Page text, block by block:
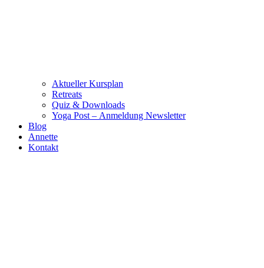
Aktueller Kursplan
Retreats
Quiz & Downloads
Yoga Post – Anmeldung Newsletter
Blog
Annette
Kontakt